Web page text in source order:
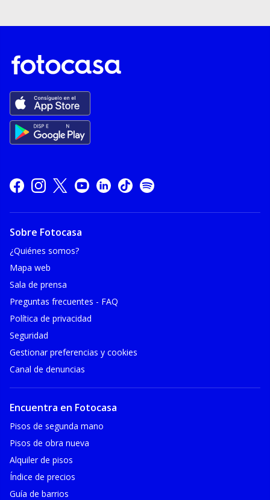
Sobre Fotocasa
¿Quiénes somos?
Mapa web
Sala de prensa
Preguntas frecuentes - FAQ
Política de privacidad
Seguridad
Gestionar preferencias y cookies
Canal de denuncias
Encuentra en Fotocasa
Pisos de segunda mano
Pisos de obra nueva
Alquiler de pisos
Índice de precios
Guía de barrios